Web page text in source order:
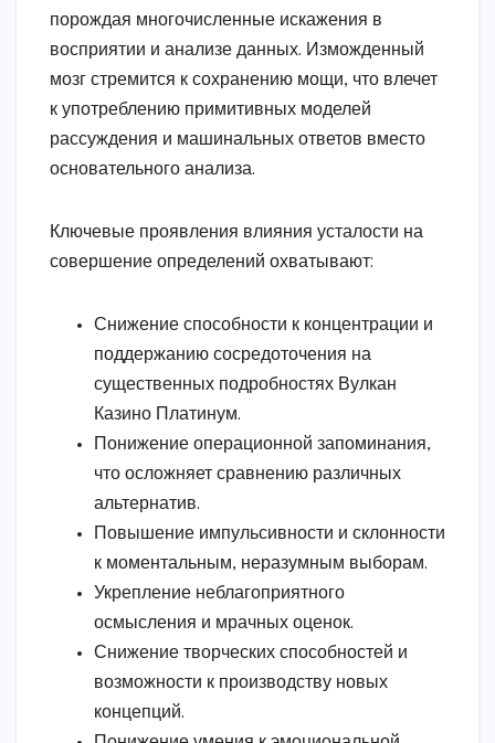
порождая многочисленные искажения в
восприятии и анализе данных. Изможденный
мозг стремится к сохранению мощи, что влечет
к употреблению примитивных моделей
рассуждения и машинальных ответов вместо
основательного анализа.
Ключевые проявления влияния усталости на
совершение определений охватывают:
Снижение способности к концентрации и
поддержанию сосредоточения на
существенных подробностях Вулкан
Казино Платинум.
Понижение операционной запоминания,
что осложняет сравнению различных
альтернатив.
Повышение импульсивности и склонности
к моментальным, неразумным выборам.
Укрепление неблагоприятного
осмысления и мрачных оценок.
Снижение творческих способностей и
возможности к производству новых
концепций.